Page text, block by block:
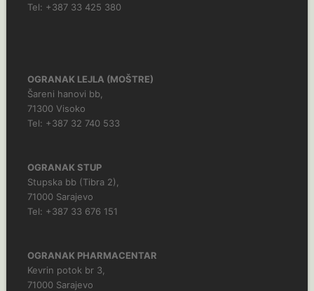
Tel: +387 33 425 380
OGRANAK LEJLA (MOŠTRE)
Šareni hanovi bb,
71300 Visoko
Tel: +387 32 740 533
OGRANAK STUP
Stupska bb (Tibra 2),
71000 Sarajevo
Tel: +387 33 676 151
OGRANAK PHARMACENTAR
Kevrin potok br 3,
71000 Sarajevo